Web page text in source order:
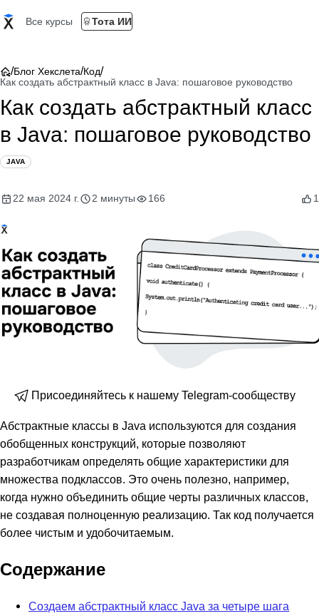
Все курсы Тота ИИ
/Блог Хекслета/Код/
Как создать абстрактный класс в Java: пошаговое руководство
Как создать абстрактный класс
в Java: пошаговое руководство
JAVA
22 мая 2024 г. 2 минуты 166 1
Присоединяйтесь к нашему Telegram-сообществу
Абстрактные классы в Java используются для создания
обобщенных конструкций, которые позволяют
разработчикам определять общие характеристики для
множества подклассов. Это очень полезно, например,
когда нужно объединить общие черты различных классов,
не создавая полноценную реализацию. Так код получается
более чистым и удобочитаемым.
Содержание
Создаем абстрактный класс Java за четыре шага